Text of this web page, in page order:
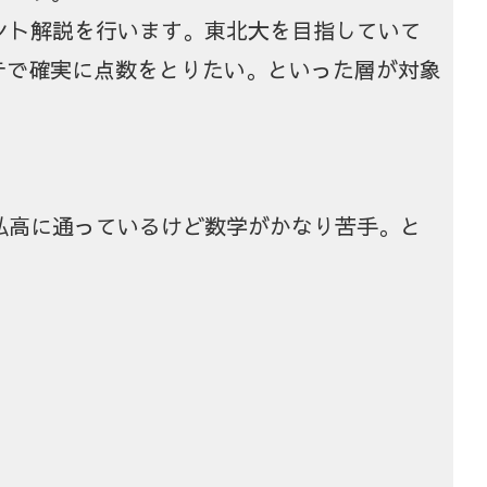
解説を行います。東北大を目指していて
確実に点数をとりたい。といった層が対象
に通っているけど数学がかなり苦手。と